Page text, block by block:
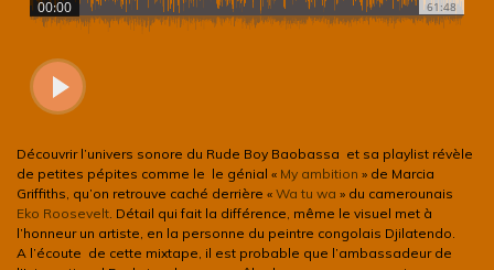
Découvrir l’univers sonore du Rude Boy Baobassa et sa playlist révèle
de petites pépites comme le le génial « My ambition » de Marcia
Griffiths, qu’on retrouve caché derrière « Wa tu wa » du camerounais
Eko Roosevelt . Détail qui fait la différence, même le visuel met à
l’honneur un artiste, en la personne du peintre congolais Djilatendo.
A l’écoute de cette mixtape, il est probable que l’ambassadeur de